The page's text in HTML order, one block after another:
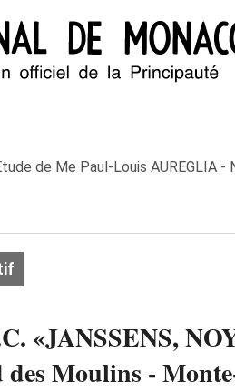
de Me Paul-Louis
«JANSSENS,
Moulins -